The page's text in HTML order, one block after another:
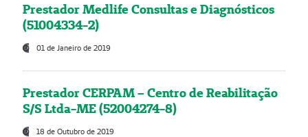
Prestador Medlife Consultas e Diagnósticos
(51004334-2)
01 de Janeiro de 2019
Prestador CERPAM – Centro de Reabilitação
S/S Ltda-ME (52004274-8)
18 de Outubro de 2019